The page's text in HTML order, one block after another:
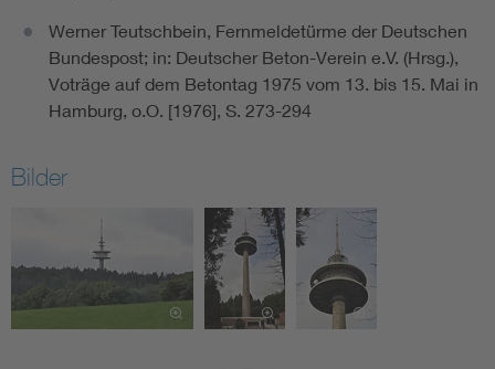
Werner Teutschbein, Fernmeldetürme der Deutschen
Bundespost; in: Deutscher Beton-Verein e.V. (Hrsg.),
Voträge auf dem Betontag 1975 vom 13. bis 15. Mai in
Hamburg, o.O. [1976], S. 273-294
Bilder